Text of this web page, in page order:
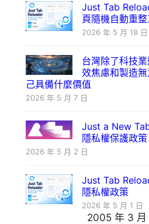
Just Tab
頁隨機自動重
2026 年 5 月 18 日
台灣除了科技
效焦慮和製造
己具備什麼價值
2026 年 5 月 7 日
Just a New
隱私權保護政策
2026 年 5 月 2 日
Just Tab
隱私權政策
2026 年 5 月 1 日
2005 年 3 月